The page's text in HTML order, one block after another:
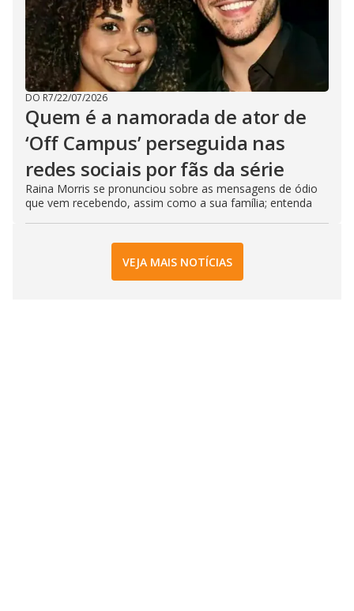
DO R7/22/07/2026
Quem é a namorada de ator de
‘Off Campus’ perseguida nas
redes sociais por fãs da série
Raina Morris se pronunciou sobre as mensagens de ódio
que vem recebendo, assim como a sua família; entenda
VEJA MAIS NOTÍCIAS